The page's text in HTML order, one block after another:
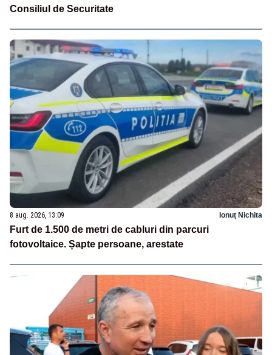
Consiliul de Securitate
8 aug. 2026, 13:09 Ionuț Nichita
Furt de 1.500 de metri de cabluri din parcuri
fotovoltaice. Șapte persoane, arestate